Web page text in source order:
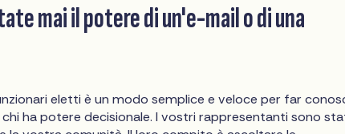
mai il potere di un'e-mail o di una
eletti è un modo semplice e veloce per far
chi ha potere decisionale. I vostri rappresentanti sono